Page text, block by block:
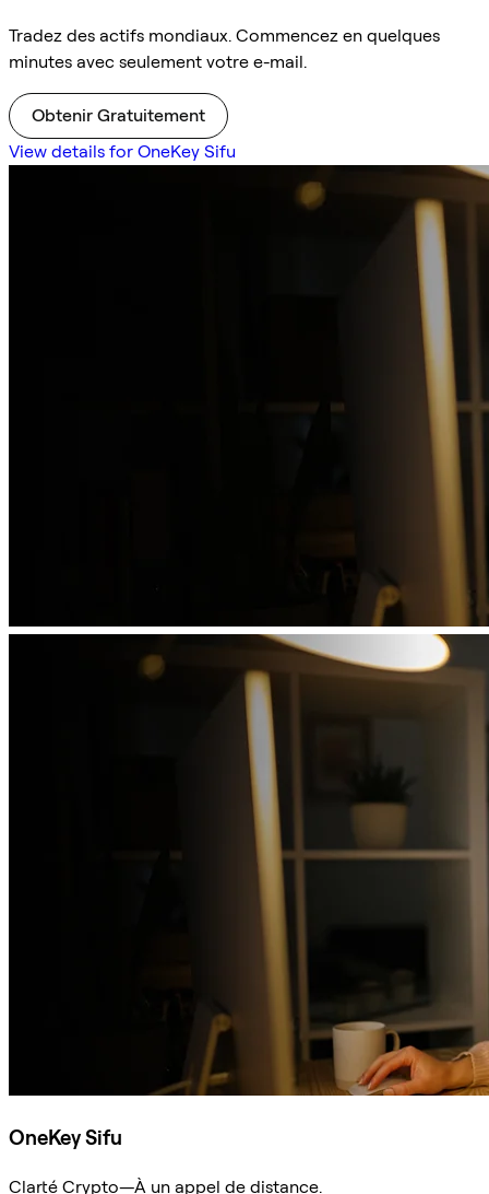
Tradez des actifs mondiaux. Commencez en quelques
minutes avec seulement votre e-mail.
Obtenir Gratuitement
View details for OneKey Sifu
OneKey Sifu
Clarté Crypto—À un appel de distance.